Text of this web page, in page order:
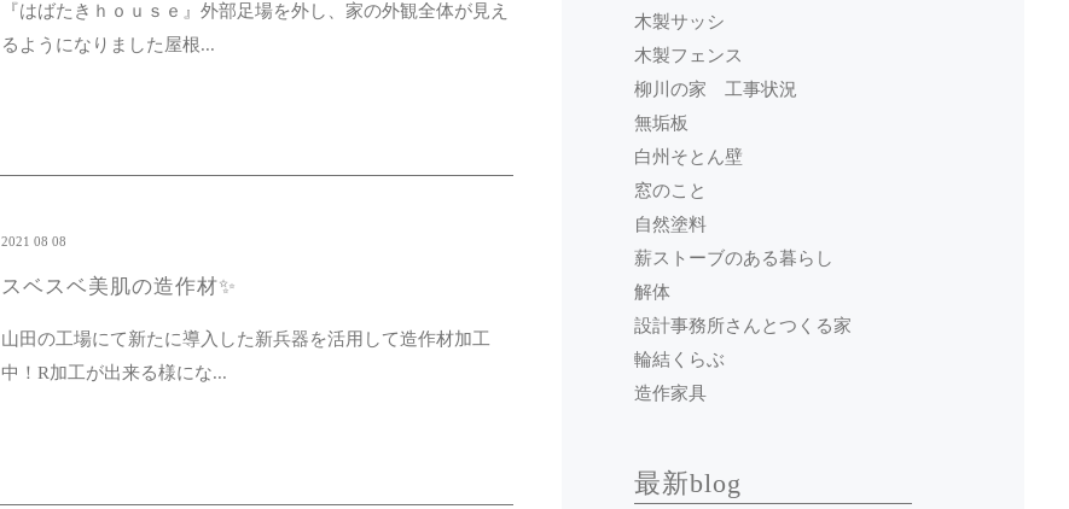
『はばたきｈｏｕｓｅ』外部足場を外し、家の外観全体が見え
るようになりました屋根...
2021 08 08
スベスベ美肌の造作材✨
山田の工場にて新たに導入した新兵器を活用して造作材加工
中！R加工が出来る様にな...
木製サッシ
木製フェンス
柳川の家 工事状況
無垢板
白州そとん壁
窓のこと
自然塗料
薪ストーブのある暮らし
解体
設計事務所さんとつくる家
輪結くらぶ
造作家具
最新blog